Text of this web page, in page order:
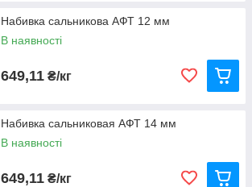
Набивка сальникова АФТ 12 мм
В наявності
649,11 ₴/кг
Набивка сальниковая АФТ 14 мм
В наявності
649,11 ₴/кг